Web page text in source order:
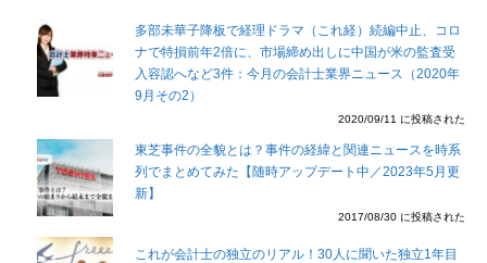
多部未華子降板で経理ドラマ（これ経）続編中止、コロ
ナで特損前年2倍に、市場締め出しに中国が米の監査受
入容認へなど3件：今月の会計士業界ニュース（2020年
9月その2）
2020/09/11 に投稿された
東芝事件の全貌とは？事件の経緯と関連ニュースを時系
列でまとめてみた【随時アップデート中／2023年5月更
新】
2017/08/30 に投稿された
これが会計士の独立のリアル！30人に聞いた独立1年目